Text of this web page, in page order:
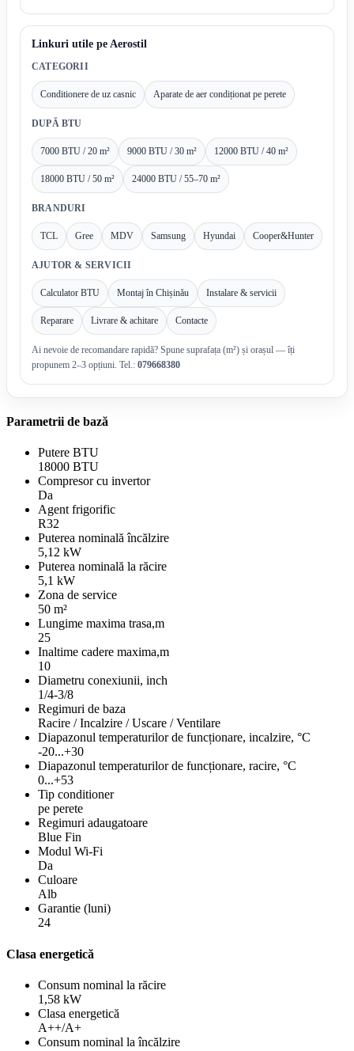
Linkuri utile pe Aerostil
CATEGORII
Conditionere de uz casnic Aparate de aer condiționat pe perete
DUPĂ BTU
7000 BTU / 20 m² 9000 BTU / 30 m² 12000 BTU / 40 m²
18000 BTU / 50 m² 24000 BTU / 55–70 m²
BRANDURI
TCL Gree MDV Samsung Hyundai Cooper&Hunter
AJUTOR & SERVICII
Calculator BTU Montaj în Chișinău Instalare & servicii
Reparare Livrare & achitare Contacte
Ai nevoie de recomandare rapidă? Spune suprafața (m²) și orașul — îți
propunem 2–3 opțiuni. Tel.: 079668380
Parametrii de bază
Putere BTU
18000 BTU
Compresor cu invertor
Da
Agent frigorific
R32
Puterea nominală încălzire
5,12 kW
Puterea nominală la răcire
5,1 kW
Zona de service
50 m²
Lungime maxima trasa,m
25
Inaltime cadere maxima,m
10
Diametru conexiunii, inch
1/4-3/8
Regimuri de baza
Racire / Incalzire / Uscare / Ventilare
Diapazonul temperaturilor de funcționare, incalzire, °C
-20...+30
Diapazonul temperaturilor de funcționare, racire, °C
0...+53
Tip conditioner
pe perete
Regimuri adaugatoare
Blue Fin
Modul Wi-Fi
Da
Culoare
Alb
Garantie (luni)
24
Clasa energetică
Consum nominal la răcire
1,58 kW
Clasa energetică
A++/A+
Consum nominal la încălzire